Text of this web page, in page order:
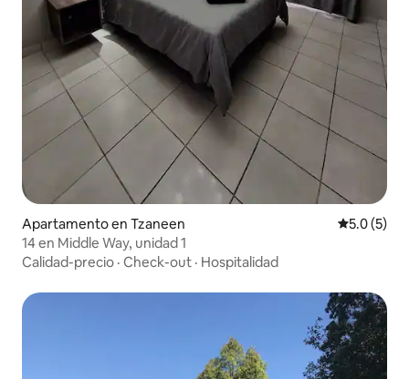
Apartamento en Tzaneen
5.0 (5)
14 en Middle Way, unidad 1
Calidad-precio · Check-out · Hospitalidad